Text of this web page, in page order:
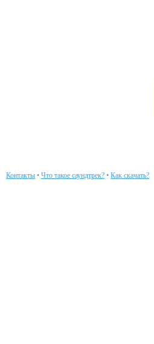
Контакты • Что такое саундтрек? • Как скачать?